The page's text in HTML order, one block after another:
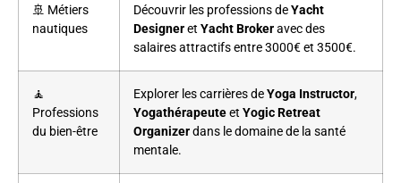
🚢 Métiers
nautiques
Découvrir les professions deYacht
Designeret Yacht Brokeravec des
salaires attractifs entre 3000€ et 3500€.
🧘
Professions
du bien-être
Explorer les carrières deYoga Instructor,
Yogathérapeuteet Yogic Retreat
Organizerdans le domaine de la santé
mentale.